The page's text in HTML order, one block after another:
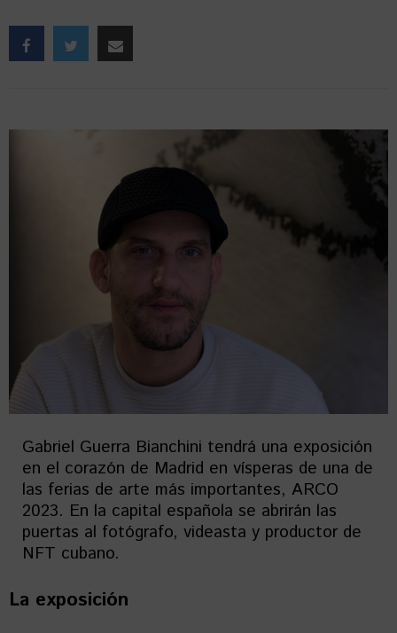
Gabriel Guerra Bianchini tendrá una exposición
en el corazón de Madrid en vísperas de una de
las ferias de arte más importantes, ARCO
2023. En la capital española se abrirán las
puertas al fotógrafo, videasta y productor de
NFT cubano.
La exposición